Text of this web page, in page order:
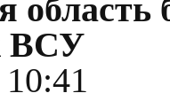
область
ВСУ